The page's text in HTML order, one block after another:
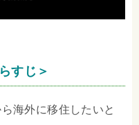
すじ＞
海外に移住したいと